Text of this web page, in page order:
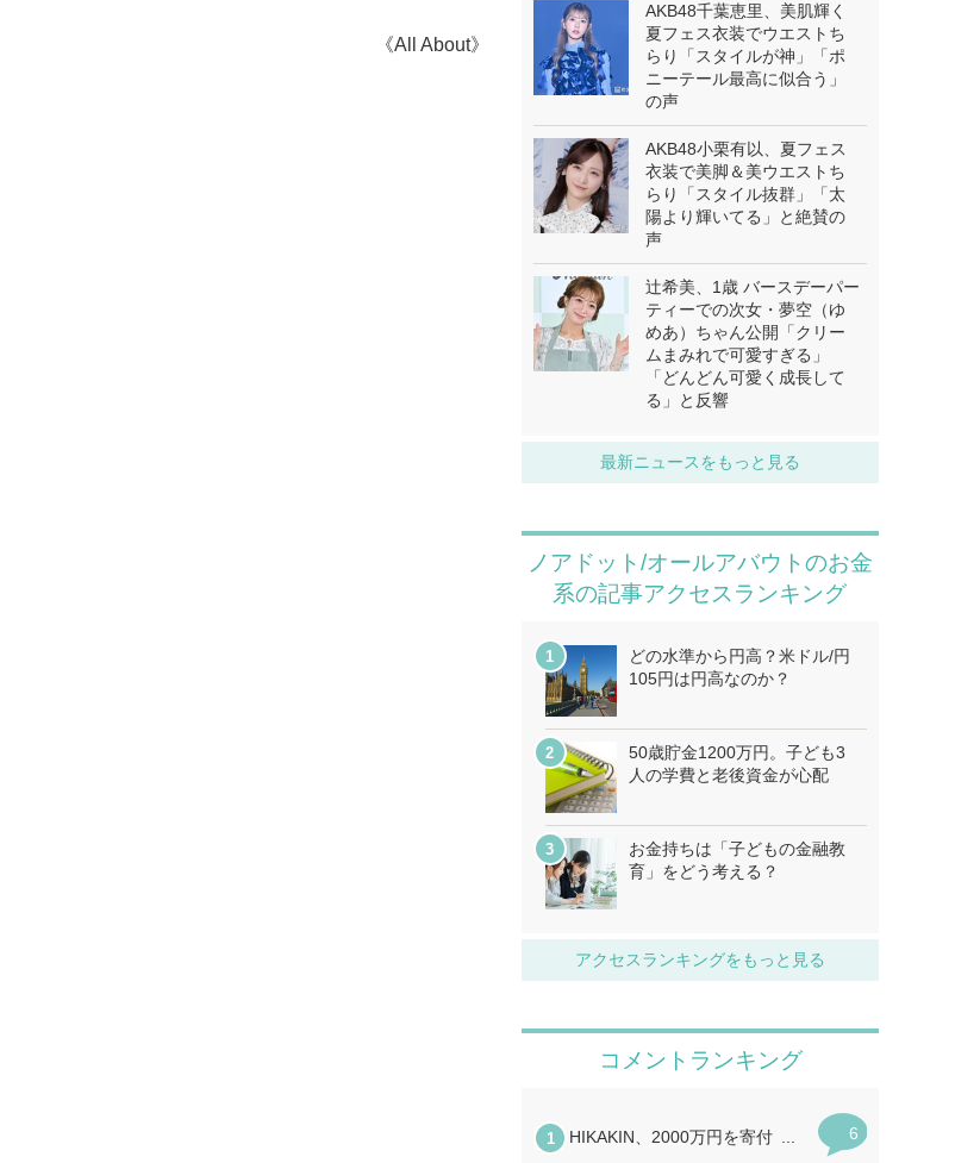
《All About》
AKB48千葉恵里、美肌輝く
夏フェス衣装でウエストち
らり「スタイルが神」「ポ
ニーテール最高に似合う」
の声
AKB48小栗有以、夏フェス
衣装で美脚＆美ウエストち
らり「スタイル抜群」「太
陽より輝いてる」と絶賛の
声
辻希美、1歳 バースデーパー
ティーでの次女・夢空（ゆ
めあ）ちゃん公開「クリー
ムまみれで可愛すぎる」
「どんどん可愛く成長して
る」と反響
最新ニュースをもっと見る
ノアドット/オールアバウトのお金
系の記事アクセスランキング
どの水準から円高？米ドル/円
105円は円高なのか？
50歳貯金1200万円。子ども3
人の学費と老後資金が心配
お金持ちは「子どもの金融教
育」をどう考える？
アクセスランキングをもっと見る